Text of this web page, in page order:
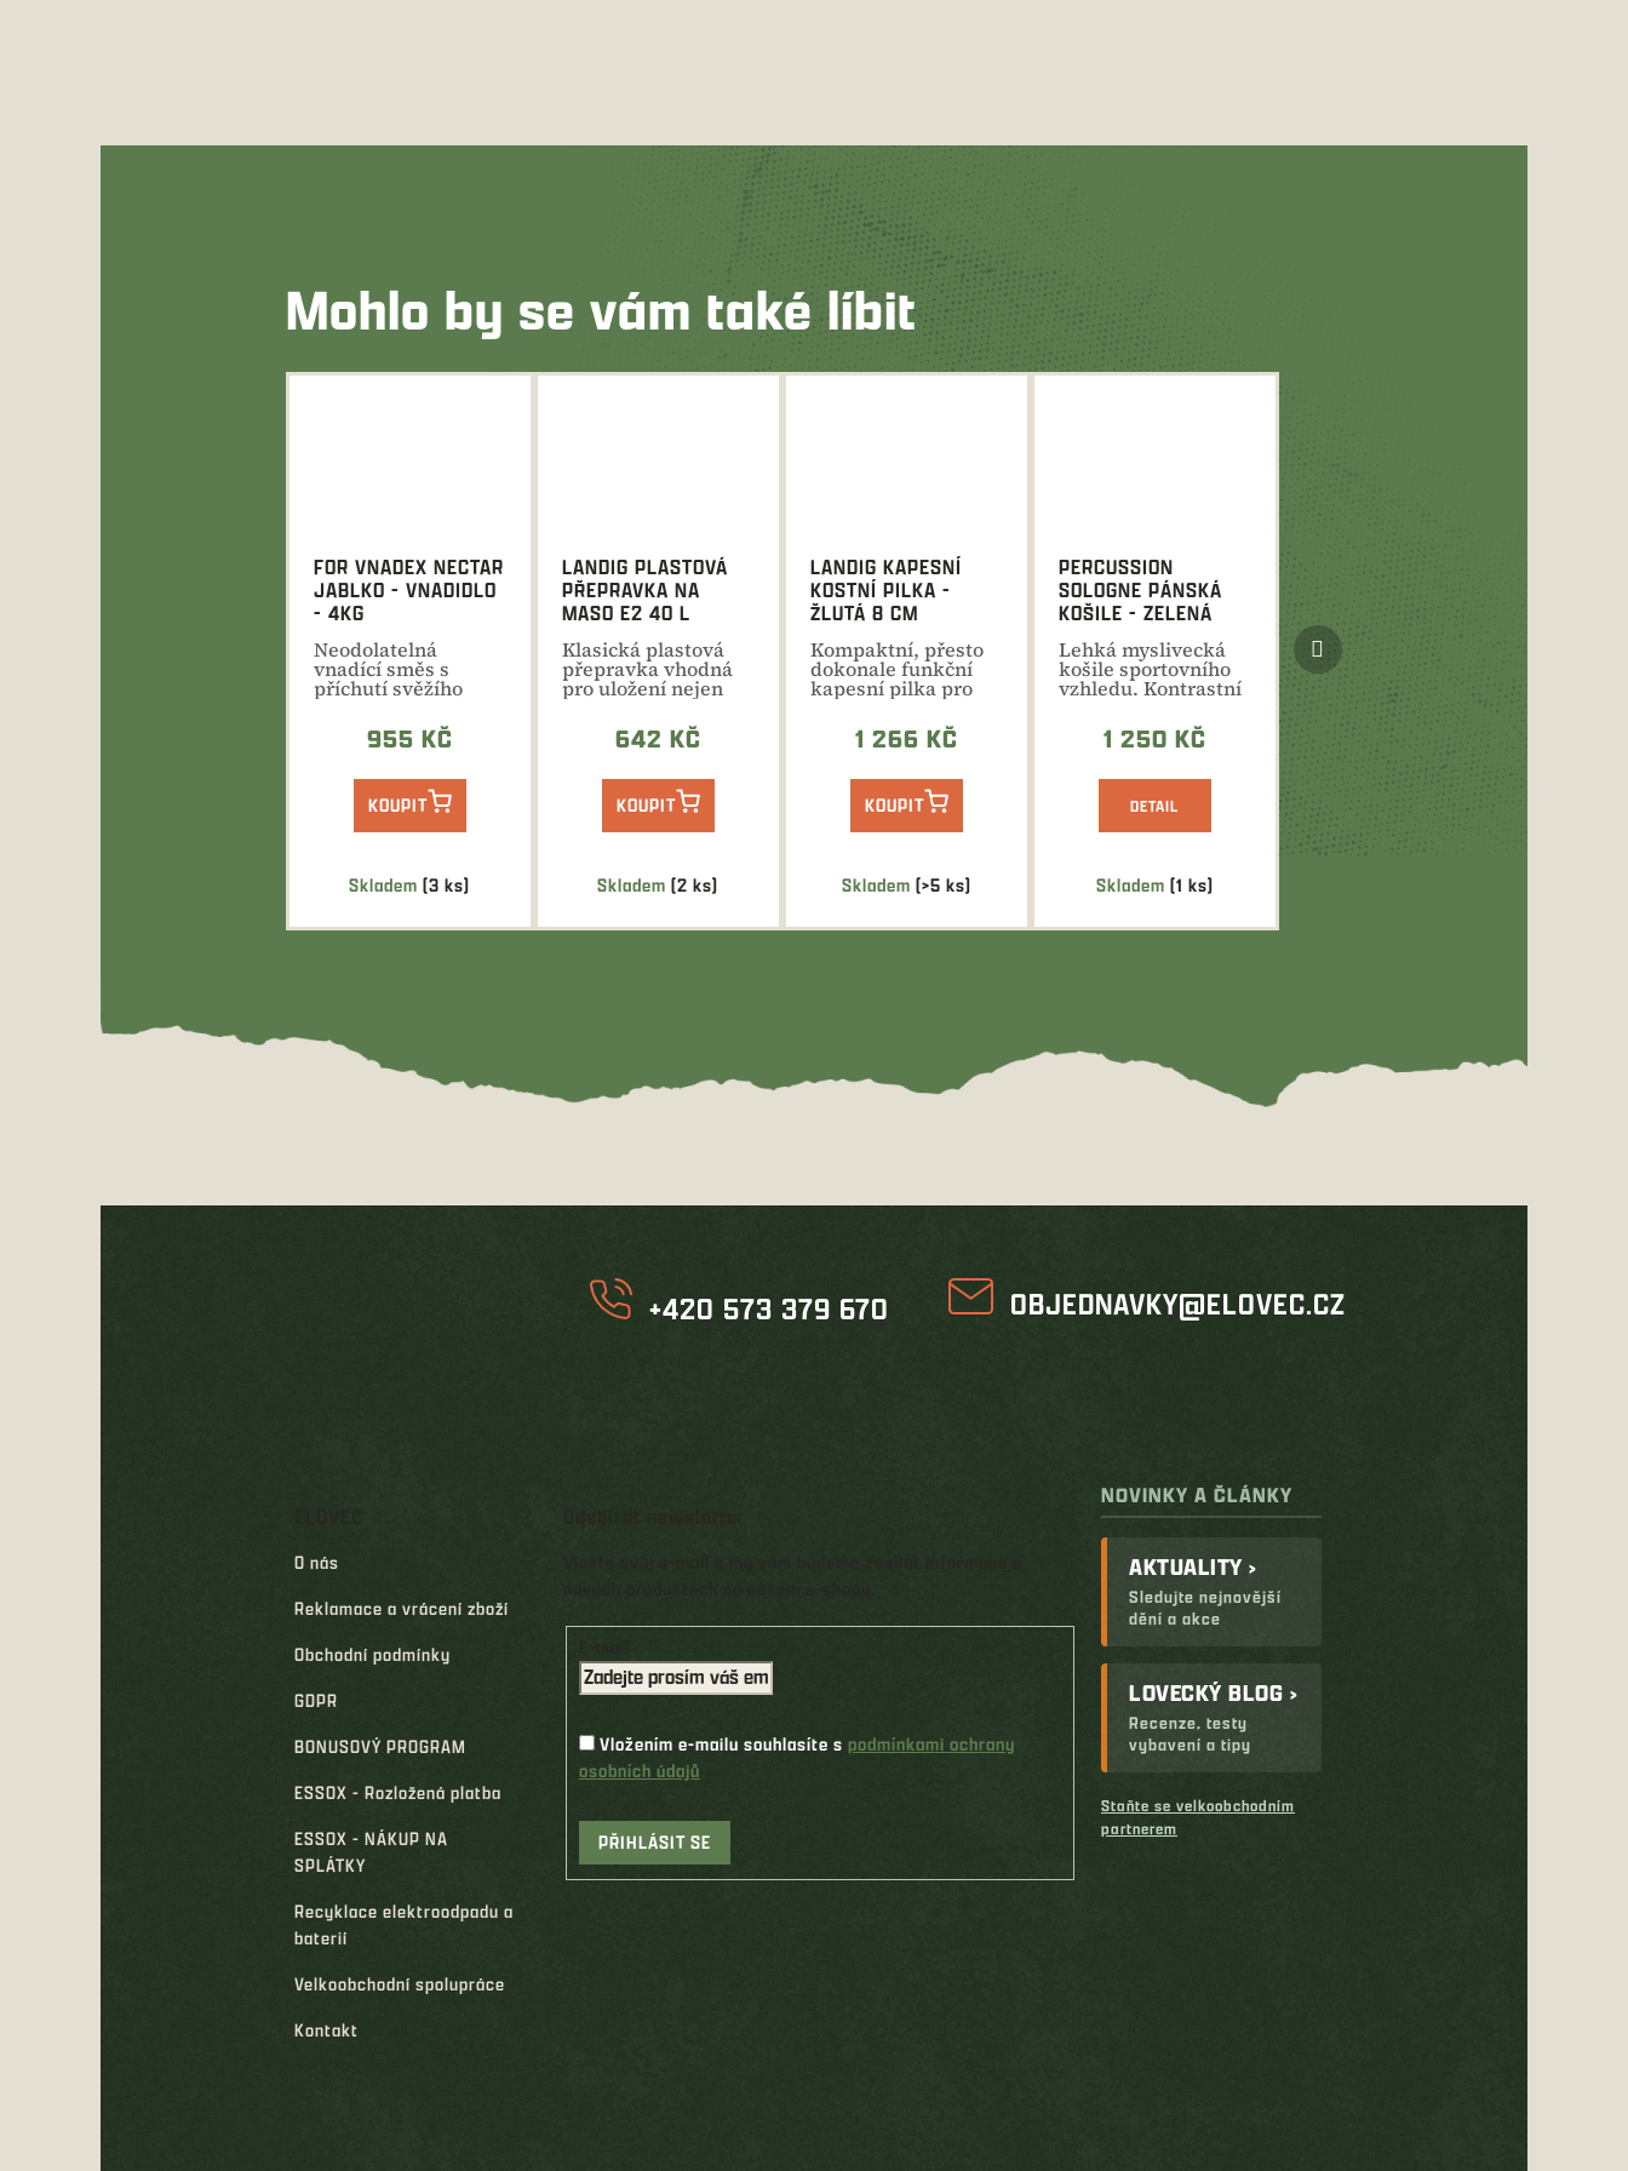
Mohlo by se vám také líbit
Skladem(3 ks)
FOR VNADEX NECTAR
JABLKO - VNADIDLO
- 4KG
Neodolatelná
vnadící směs s
příchutí svěžího
jablka, která se
používá se za...
955 KČ
KOUPIT
Skladem(2 ks)
LANDIG PLASTOVÁ
PŘEPRAVKA NA
MASO E2 40 L
Klasická plastová
přepravka vhodná
pro uložení nejen
masa do
chladících...
642 KČ
KOUPIT
Skladem (>5 ks)
LANDIG KAPESNÍ
KOSTNÍ PILKA -
ŽLUTÁ 8 CM
Kompaktní, přesto
dokonale funkční
kapesní pilka pro
přerušení zámku
nebo...1 266 KČ
KOUPIT
Skladem (1 ks)
PERCUSSION
SOLOGNE PÁNSKÁ
KOŠILE - ZELENÁ
Lehká myslivecká
košile sportovního
vzhledu. Kontrastní
1 250 KČ
DETAIL
Další
produkt
+420 573 379 670 OBJEDNAVKY@ELOVEC.CZ
O nás
Reklamace a vrácení zboží
Obchodní podmínky
GDPR
BONUSOVÝ PROGRAM
ESSOX - Rozložená platba
ESSOX - NÁKUP NA
SPLÁTKY
Recyklace elektroodpadu a
baterií
Velkoobchodní spolupráce
Kontakt
Vložením e-mailu souhlasíte s podmínkami ochrany
osobních údajů
PŘIHLÁSIT SE
NOVINKY A ČLÁNKY
AKTUALITY ›
Sledujte nejnovější
dění a akce
LOVECKÝ BLOG ›
Recenze, testy
vybavení a tipy
Staňte se velkoobchodním
partnerem